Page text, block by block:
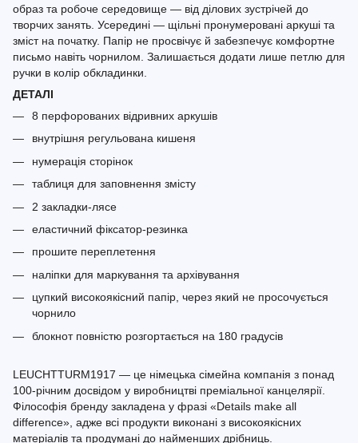
образ та робоче середовище — від ділових зустрічей до
творчих занять. Усередині — щільні пронумеровані аркуші та
зміст на початку. Папір не просвічує й забезпечує комфортне
письмо навіть чорнилом. Залишається додати лише петлю для
ручки в колір обкладинки.
ДЕТАЛІ
8 перфорованих відривних аркушів
внутрішня регульована кишеня
нумерація сторінок
таблиця для заповнення змісту
2 закладки-лясе
еластичний фіксатор-резинка
прошите переплетення
наліпки для маркування та архівування
цупкий високоякісний папір, через який не просочується
чорнило
блокнот повністю розгортається на 180 градусів
LEUCHTTURM1917 — це німецька сімейна компанія з понад
100-річним досвідом у виробництві преміальної канцелярії.
Філософія бренду закладена у фразі «Details make all
difference», адже всі продукти виконані з високоякісних
матеріалів та продумані до найменших дрібниць.